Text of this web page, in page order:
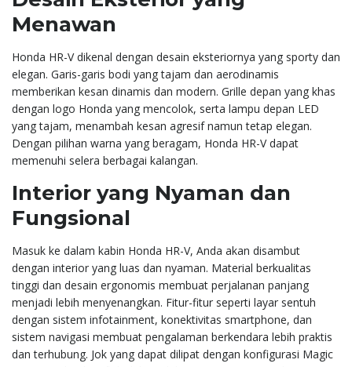
Menawan
Honda HR-V dikenal dengan desain eksteriornya yang sporty dan
elegan. Garis-garis bodi yang tajam dan aerodinamis
memberikan kesan dinamis dan modern. Grille depan yang khas
dengan logo Honda yang mencolok, serta lampu depan LED
yang tajam, menambah kesan agresif namun tetap elegan.
Dengan pilihan warna yang beragam, Honda HR-V dapat
memenuhi selera berbagai kalangan.
Interior yang Nyaman dan
Fungsional
Masuk ke dalam kabin Honda HR-V, Anda akan disambut
dengan interior yang luas dan nyaman. Material berkualitas
tinggi dan desain ergonomis membuat perjalanan panjang
menjadi lebih menyenangkan. Fitur-fitur seperti layar sentuh
dengan sistem infotainment, konektivitas smartphone, dan
sistem navigasi membuat pengalaman berkendara lebih praktis
dan terhubung. Jok yang dapat dilipat dengan konfigurasi Magic